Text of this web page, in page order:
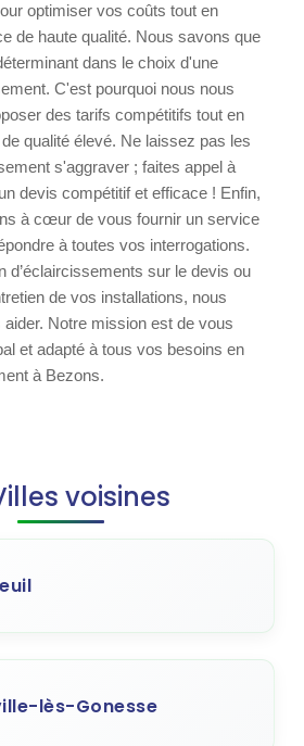
optimiser vos coûts tout en
de haute qualité. Nous savons que
dans le choix d'une
C'est pourquoi nous nous
des tarifs compétitifs tout en
qualité élevé. Ne laissez pas les
s'aggraver ; faites appel à
devis compétitif et efficace ! Enfin,
à cœur de vous fournir un service
à toutes vos interrogations.
d’éclaircissements sur le devis ou
de vos installations, nous
Notre mission est de vous
et adapté à tous vos besoins en
à Bezons.
voisines
lès-Gonesse